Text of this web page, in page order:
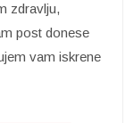
zdravlju,
post donese
vam iskrene